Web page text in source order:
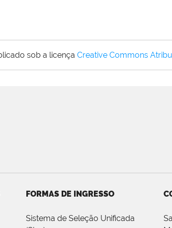
sob a licença Creative Commons
FORMAS DE INGRESSO
Sistema de Seleção Unificada